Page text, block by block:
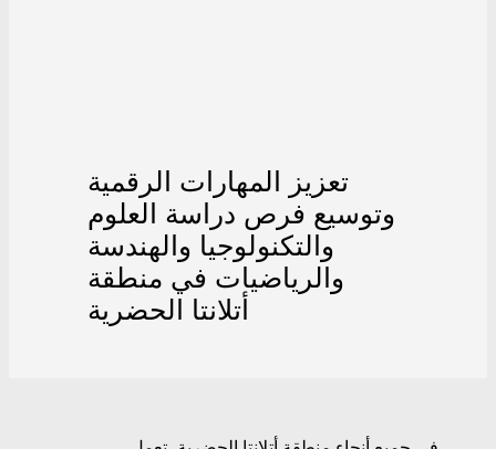
تعزيز المهارات الرقمية
وتوسيع فرص دراسة العلوم
والتكنولوجيا والهندسة
والرياضيات في منطقة
أتلانتا الحضرية